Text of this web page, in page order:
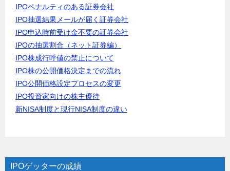
IPOペナルティのある証券会社
IPO抽選結果メールが届く証券会社
IPO申込時前受け金不要の証券会社
IPOの抽選割合（ネット証券編）
IPO株成行呼値の禁止について
IPO株の公開価格決定までの流れ
IPO公開価格設定プロセスの変更
IPO投資家向けの株主優待
新NISA制度と現行NISA制度の違い
IPOゲッターの成績